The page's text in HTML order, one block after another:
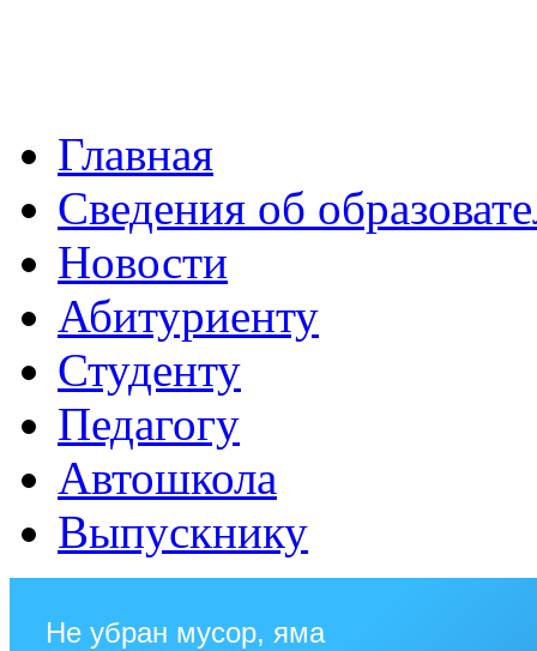
Главная
Сведения об
Новости
Абитуриенту
Студенту
Педагогу
Автошкола
Выпускнику
Не убран мусор, яма